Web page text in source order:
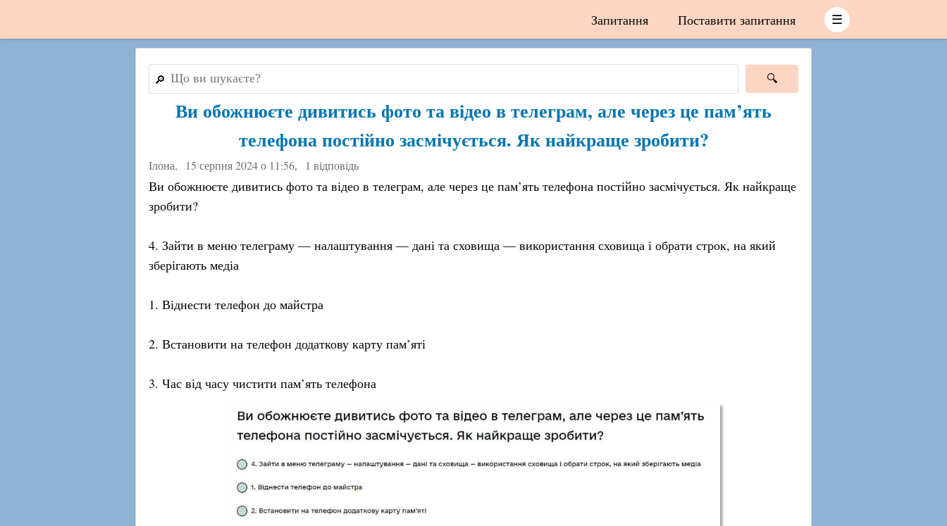
Запитання Поставити запитання ☰
🔎
Ви обожнюєте дивитись фото та відео в телеграм, але через це пам’ять
телефона постійно засмічується. Як найкраще зробити?
Ілона, 15 серпня 2024 о 11:56, 1 відповідь
Ви обожнюєте дивитись фото та відео в телеграм, але через це пам’ять телефона постійно засмічується. Як найкраще
зробити?
4. Зайти в меню телеграму — налаштування — дані та сховища — використання сховища і обрати строк, на який
зберігають медіа
1. Віднести телефон до майстра
2. Встановити на телефон додаткову карту пам’яті
3. Час від часу чистити пам’ять телефона